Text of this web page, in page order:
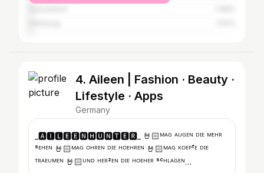
4. Aileen | Fashion · Beauty ·
Lifestyle · Apps
Germany
_🅰🅸🅻🅴🅴🅽🅷🆄🅽🆃🅴🆁_ 🤘🏻ᴹᴬᴳ ᴬᵁᴳᴱᴺ ᴰᴵᴱ ᴹᴱᴴᴿ
ˢᴱᴴᴱᴺ 🤘🏻ᴹᴬᴳ ᴼᴴᴿᴱᴺ ᴰᴵᴱ ᴴᴼᴱᴴᴿᴱᴺ 🤘🏻ᴹᴬᴳ ᴷᴼᴱᴾᶠᴱ ᴰᴵᴱ
ᵀᴿᴬᴱᵁᴹᴱᴺ 🤘🏻ᵁᴺᴰ ᴴᴱᴿᶻᴱᴺ ᴰᴵᴱ ᴴᴼᴱᴴᴱᴿ ˢᶜᴴᴸᴬᴳᴱᴺ